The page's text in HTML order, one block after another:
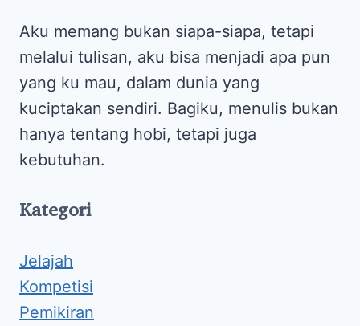
Aku memang bukan siapa-siapa, tetapi
melalui tulisan, aku bisa menjadi apa pun
yang ku mau, dalam dunia yang
kuciptakan sendiri. Bagiku, menulis bukan
hanya tentang hobi, tetapi juga
kebutuhan.
Kategori
Jelajah
Kompetisi
Pemikiran